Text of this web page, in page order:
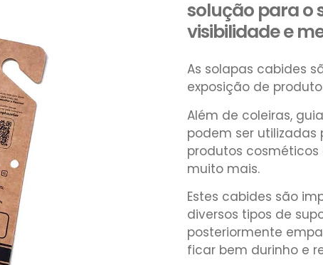
solução para o
visibilidade e
As solapas cabides
exposição de
Além de coleiras,
podem ser
produtos cosméticos
muito mais.
Estes cabides são
diversos tipos de
posteriormente
ficar bem durinho e